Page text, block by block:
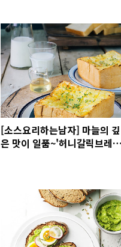
[소스요리하는남자] 마늘의 깊
은 맛이 일품~'허니갈릭브레